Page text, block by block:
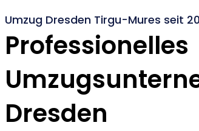
Umzug Dresden Tirgu-Mures seit
Professionelles
Dresden